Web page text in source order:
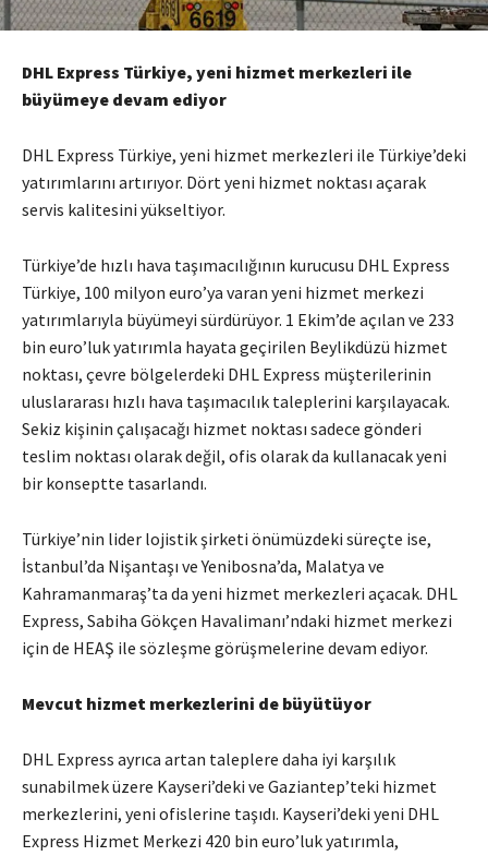
DHL Express Türkiye, yeni hizmet merkezleri ile
büyümeye devam ediyor
DHL Express Türkiye, yeni hizmet merkezleri ile Türkiye’deki
yatırımlarını artırıyor. Dört yeni hizmet noktası açarak
servis kalitesini yükseltiyor.
Türkiye’de hızlı hava taşımacılığının kurucusu DHL Express
Türkiye, 100 milyon euro’ya varan yeni hizmet merkezi
yatırımlarıyla büyümeyi sürdürüyor. 1 Ekim’de açılan ve 233
bin euro’luk yatırımla hayata geçirilen Beylikdüzü hizmet
noktası, çevre bölgelerdeki DHL Express müşterilerinin
uluslararası hızlı hava taşımacılık taleplerini karşılayacak.
Sekiz kişinin çalışacağı hizmet noktası sadece gönderi
teslim noktası olarak değil, ofis olarak da kullanacak yeni
bir konseptte tasarlandı.
Türkiye’nin lider lojistik şirketi önümüzdeki süreçte ise,
İstanbul’da Nişantaşı ve Yenibosna’da, Malatya ve
Kahramanmaraş’ta da yeni hizmet merkezleri açacak. DHL
Express, Sabiha Gökçen Havalimanı’ndaki hizmet merkezi
için de HEAŞ ile sözleşme görüşmelerine devam ediyor.
Mevcut hizmet merkezlerini de büyütüyor
DHL Express ayrıca artan taleplere daha iyi karşılık
sunabilmek üzere Kayseri’deki ve Gaziantep’teki hizmet
merkezlerini, yeni ofislerine taşıdı. Kayseri’deki yeni DHL
Express Hizmet Merkezi 420 bin euro’luk yatırımla,